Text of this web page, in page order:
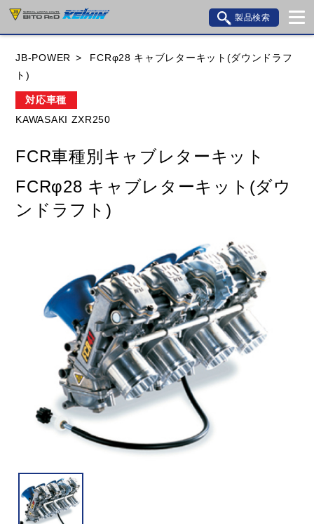
製品検索
HONDA YAMAHA
KAWASAKI BMW DUCATI GILERA
HUSQVANA KTM MOTO GUZZI
TRIUMPH
閉じる
JB-POWER
FCRφ28 キャブレターキット(ダウンドラフ
ト)
対応車種
KAWASAKI ZXR250
FCR車種別キャブレターキット
FCRφ28 キャブレターキット(ダウ
ンドラフト)